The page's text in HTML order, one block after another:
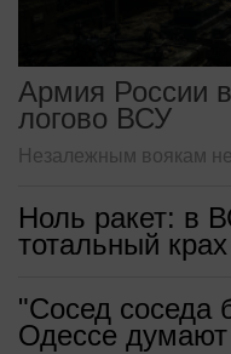
Армия России
логово ВСУ
Незалежным воякам
Ноль ракет: в
тотальный
"Сосед соседа
Одессе думают